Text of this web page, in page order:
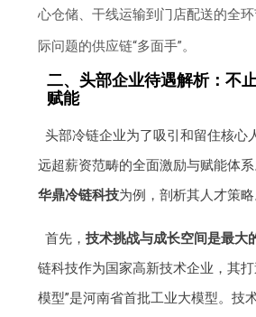
心仓储、干线运输到门店配送的全
际问题的供应链“多面手”。
二、头部企业待遇解析：不
赋能
头部冷链企业为了吸引和留住核心
远超薪资范畴的全面激励与赋能体
华鼎冷链科技为例，剖析其人才策略
首先， 技术挑战与成长空间是最大
链科技作为国家高新技术企业，其
模型”是河南省首批工业大模型。技